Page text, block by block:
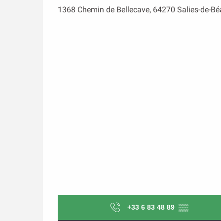
1368 Chemin de Bellecave, 64270 Salies-de-
+33 6 83 48 89 ▒▒